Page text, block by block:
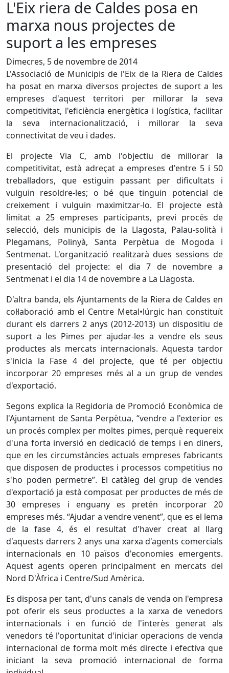
L'Eix riera de Caldes posa en
marxa nous projectes de
suport a les empreses
Dimecres, 5 de novembre de 2014
L'Associació de Municipis de l'Eix de la Riera de Caldes
ha posat en marxa diversos projectes de suport a les
empreses d'aquest territori per millorar la seva
competitivitat, l'eficiència energètica i logística, facilitar
la seva internacionalització, i millorar la seva
connectivitat de veu i dades.
El projecte Via C, amb l'objectiu de millorar la
competitivitat, està adreçat a empreses d'entre 5 i 50
treballadors, que estiguin passant per dificultats i
vulguin resoldre-les; o bé que tinguin potencial de
creixement i vulguin maximitzar-lo. El projecte està
limitat a 25 empreses participants, previ procés de
selecció, dels municipis de la Llagosta, Palau-solità i
Plegamans, Polinyà, Santa Perpètua de Mogoda i
Sentmenat. L'organització realitzarà dues sessions de
presentació del projecte: el dia 7 de novembre a
Sentmenat i el dia 14 de novembre a La Llagosta.
D'altra banda, els Ajuntaments de la Riera de Caldes en
col·laboració amb el Centre Metal•lúrgic han constituït
durant els darrers 2 anys (2012-2013) un dispositiu de
suport a les Pimes per ajudar-les a vendre els seus
productes als mercats internacionals. Aquesta tardor
s'inicia la Fase 4 del projecte, que té per objectiu
incorporar 20 empreses més al a un grup de vendes
d'exportació.
Segons explica la Regidoria de Promoció Econòmica de
l'Ajuntament de Santa Perpètua, “vendre a l'exterior es
un procés complex per moltes pimes, perquè requereix
d'una forta inversió en dedicació de temps i en diners,
que en les circumstàncies actuals empreses fabricants
que disposen de productes i processos competitius no
s'ho poden permetre”. El catàleg del grup de vendes
d'exportació ja està composat per productes de més de
30 empreses i enguany es pretén incorporar 20
empreses més. “Ajudar a vendre venent”, que es el lema
de la fase 4, és el resultat d'haver creat al llarg
d'aquests darrers 2 anys una xarxa d'agents comercials
internacionals en 10 països d'economies emergents.
Aquest agents operen principalment en mercats del
Nord D'Àfrica i Centre/Sud Amèrica.
Es disposa per tant, d'uns canals de venda on l'empresa
pot oferir els seus productes a la xarxa de venedors
internacionals i en funció de l'interès generat als
venedors té l'oportunitat d'iniciar operacions de venda
internacional de forma molt més directe i efectiva que
iniciant la seva promoció internacional de forma